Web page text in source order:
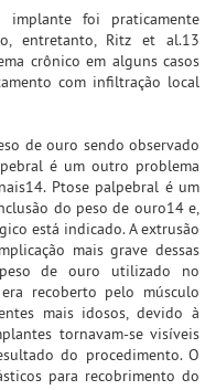
foi praticamente
entretanto, Ritz et al.13
crônico em alguns casos
com infiltração local
de ouro sendo observado
é um outro problema
Ptose palpebral é um
do peso de ouro14 e,
está indicado. A extrusão
mais grave dessas
peso de ouro utilizado no
recoberto pelo músculo
mais idosos, devido à
tornavam-se visíveis
do procedimento. O
para recobrimento do